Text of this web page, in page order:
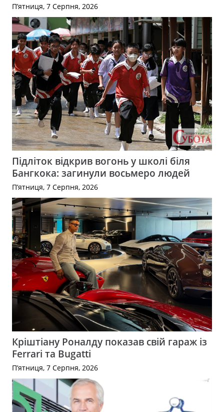
П’ятниця, 7 Серпня, 2026
Підліток відкрив вогонь у школі біля
Бангкока: загинули восьмеро людей
П’ятниця, 7 Серпня, 2026
Кріштіану Роналду показав свій гараж із
Ferrari та Bugatti
П’ятниця, 7 Серпня, 2026